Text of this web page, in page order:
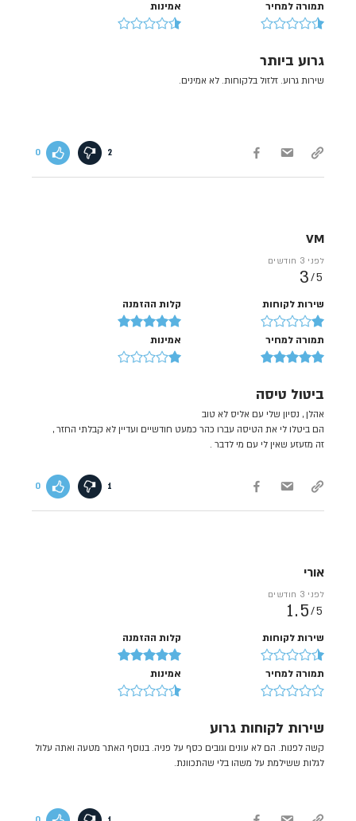
תמורה למחיר אמינות
גרוע ביותר
שירות גרוע. זלזול בלקוחות. לא אמינים.
0 2
VM
לפני 3 חודשים
5/
3
שירות לקוחות קלות ההזמנה
תמורה למחיר אמינות
ביטול טיסה
אהלן , נסיון שלי עם אליס לא טוב
הם ביטלו לי את הטיסה עברו כהר כמעט חודשיים ועדיין לא קבלתי החזר ,
זה מזעזע שאין לי עם מי לדבר .
0 1
אורי
לפני 3 חודשים
5/
1.5
שירות לקוחות קלות ההזמנה
תמורה למחיר אמינות
שירות לקוחות גרוע
קשה לפנות. הם לא עונים וגובים כסף על פניה. בנוסף האתר מטעה ואתה עלול
לגלות ששילמת על משהו בלי שהתכוונת.